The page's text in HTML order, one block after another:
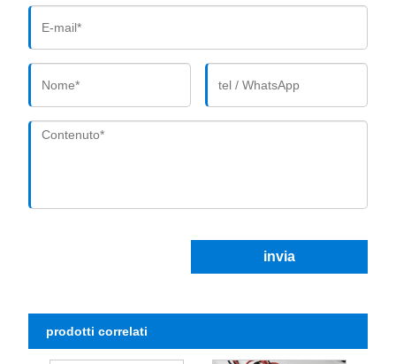
invia
prodotti correlati